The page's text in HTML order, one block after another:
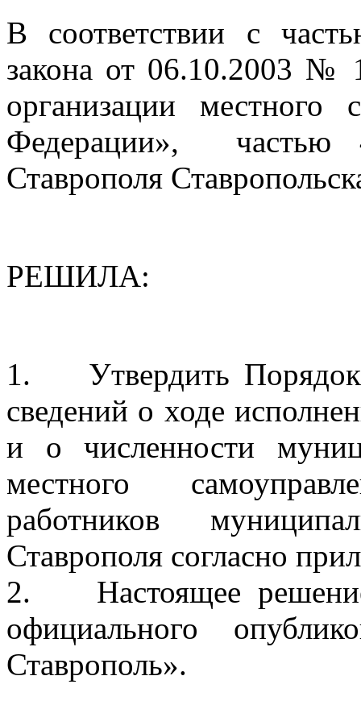
В соответствии с
закона от 06.10.2003
организации местного
Федерации», частью
Ставрополя
РЕШИЛА:
1. Утвердить Порядок
сведений о ходе
и о численности
местного
работников
Ставрополя согласно
2. Настоящее решение
официального
Ставрополь».